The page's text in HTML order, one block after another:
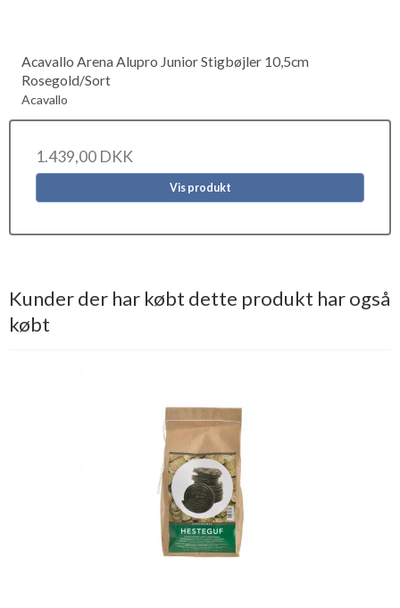
Acavallo Arena Alupro Junior Stigbøjler 10,5cm
Rosegold/Sort
Acavallo
1.439,00 DKK
Vis produkt
Kunder der har købt dette produkt har også
købt